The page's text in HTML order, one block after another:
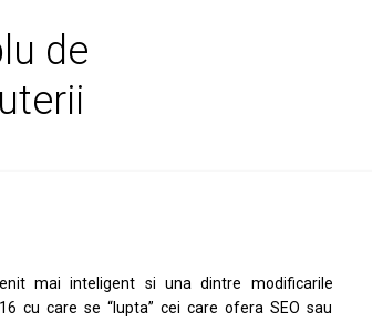
de
mai inteligent si una dintre modificarile
cu care se “lupta” cei care ofera SEO sau